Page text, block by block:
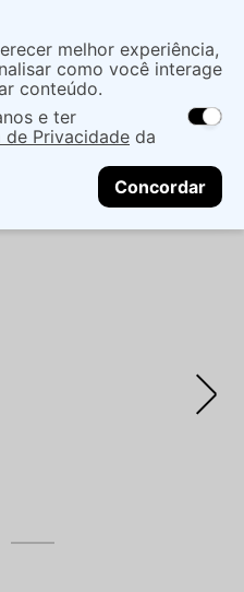
de entrega variam de
Não sei meu CEP
CONTINUAR
Com As Mãos
9 FREE - LAURA -
melhor experiência,
como você interage
conteúdo.
e ter
de Privacidade da
Concordar